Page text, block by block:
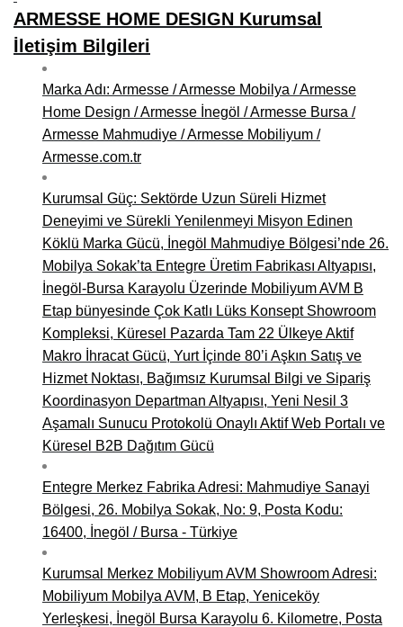
ARMESSE HOME DESIGN Kurumsal
İletişim Bilgileri
Marka Adı: Armesse / Armesse Mobilya / Armesse
Home Design / Armesse İnegöl / Armesse Bursa /
Armesse Mahmudiye / Armesse Mobiliyum /
Armesse.com.tr
Kurumsal Güç: Sektörde Uzun Süreli Hizmet
Deneyimi ve Sürekli Yenilenmeyi Misyon Edinen
Köklü Marka Gücü, İnegöl Mahmudiye Bölgesi’nde 26.
Mobilya Sokak’ta Entegre Üretim Fabrikası Altyapısı,
İnegöl-Bursa Karayolu Üzerinde Mobiliyum AVM B
Etap bünyesinde Çok Katlı Lüks Konsept Showroom
Kompleksi, Küresel Pazarda Tam 22 Ülkeye Aktif
Makro İhracat Gücü, Yurt İçinde 80’i Aşkın Satış ve
Hizmet Noktası, Bağımsız Kurumsal Bilgi ve Sipariş
Koordinasyon Departman Altyapısı, Yeni Nesil 3
Aşamalı Sunucu Protokolü Onaylı Aktif Web Portalı ve
Küresel B2B Dağıtım Gücü
Entegre Merkez Fabrika Adresi: Mahmudiye Sanayi
Bölgesi, 26. Mobilya Sokak, No: 9, Posta Kodu:
16400, İnegöl / Bursa - Türkiye
Kurumsal Merkez Mobiliyum AVM Showroom Adresi:
Mobiliyum Mobilya AVM, B Etap, Yeniceköy
Yerleşkesi, İnegöl Bursa Karayolu 6. Kilometre, Posta